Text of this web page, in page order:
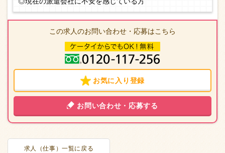
この求人のお問い合わせ・応募はこちら
お気に入り登録
お問い合わせ・応募する
求人（仕事）一覧に戻る